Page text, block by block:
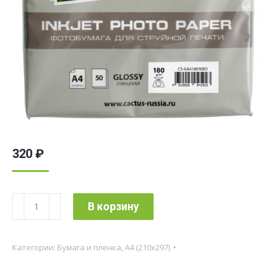
320 ₽
Количество
товара
Cactus
В корзину
Категории: Бумага и пленка A4 (210x297)